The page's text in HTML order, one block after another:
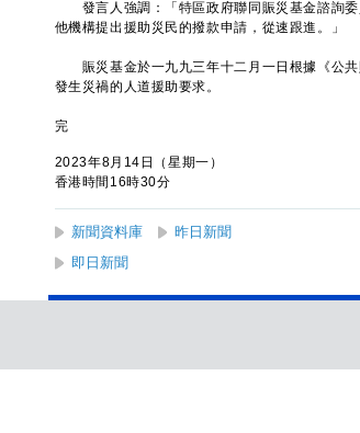
發言人強調：「特區政府聯同賑災基金諮詢委
他機構提出援助災民的撥款申請，從速跟進。」
賑災基金於一九九三年十二月一日根據《公共
發生災禍的人道援助要求。
完
2023年8月14日（星期一）
香港時間16時30分
新聞資料庫 昨日新聞
即日新聞